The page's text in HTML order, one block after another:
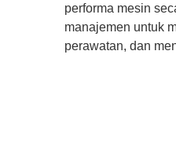
performa mesin
manajemen untuk
perawatan, dan